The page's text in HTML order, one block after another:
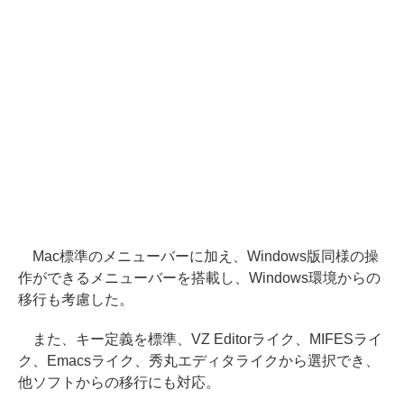
Mac標準のメニューバーに加え、Windows版同様の操
作ができるメニューバーを搭載し、Windows環境からの
移行も考慮した。
また、キー定義を標準、VZ Editorライク、MIFESライ
ク、Emacsライク、秀丸エディタライクから選択でき、
他ソフトからの移行にも対応。